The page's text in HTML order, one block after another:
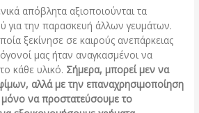
απόβλητα αξιοποιούνται τα
για την παρασκευή άλλων γευμάτων.
ξεκίνησε σε καιρούς ανεπάρκειας
μας ήταν αναγκασμένοι να
κάθε υλικό. Σήμερα, μπορεί μεν να
αλλά με την επαναχρησιμοποίηση
να προστατεύσουμε το